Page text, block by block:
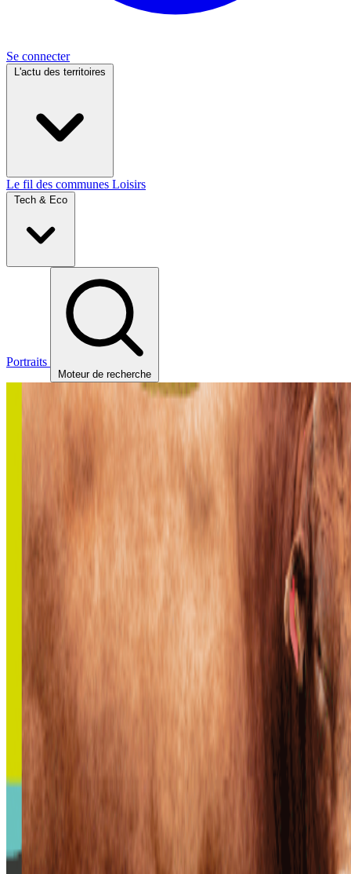
Se connecter
L'actu des territoires
Le fil des communes Loisirs
Tech & Eco
Portraits
Moteur de recherche